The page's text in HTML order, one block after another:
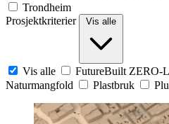
Trondheim
Prosjektkriterier
Vis alle
Vis alle FutureBuilt ZERO-L
Naturmangfold
Plastbruk